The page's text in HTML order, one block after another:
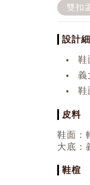
雙扣
設計
鞋
義
鞋
皮料
鞋面：
大底：
鞋楦